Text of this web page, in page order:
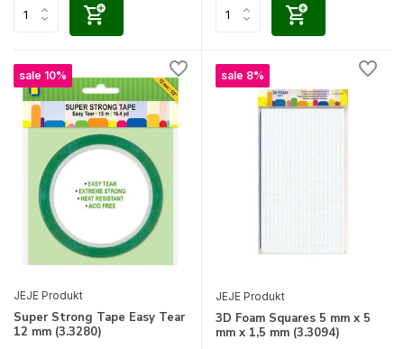
sale 10%
JEJE Produkt
Super Strong Tape Easy Tear
12 mm (3.3280)
sale 8%
JEJE Produkt
3D Foam Squares 5 mm x 5
mm x 1,5 mm (3.3094)